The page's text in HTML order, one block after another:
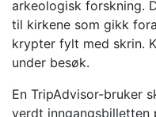
arkeologisk forskning.
til kirkene som gikk
krypter fylt med skrin.
under besøk.
En TripAdvisor-bruker
verdt inngangsbilletten